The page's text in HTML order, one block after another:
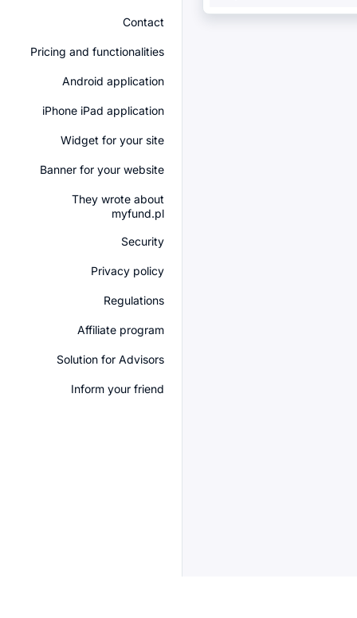
Contact
Pricing and functionalities
Android application
iPhone iPad application
Widget for your site
Banner for your website
They wrote about
myfund.pl
Security
Privacy policy
Regulations
Affiliate program
Solution for Advisors
Inform your friend